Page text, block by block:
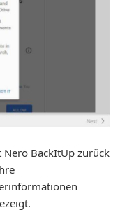
Nero BackItUp zurück